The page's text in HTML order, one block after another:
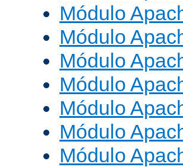
Módulo
Módulo
Módulo
Módulo
Módulo
Módulo
Módulo